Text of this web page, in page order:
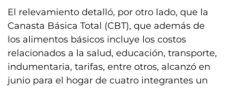
El relevamiento detalló, por otro lado, que la
Canasta Básica Total (CBT), que además de
los alimentos básicos incluye los costos
relacionados a la salud, educación, transporte,
indumentaria, tarifas, entre otros, alcanzó en
junio para el hogar de cuatro integrantes un